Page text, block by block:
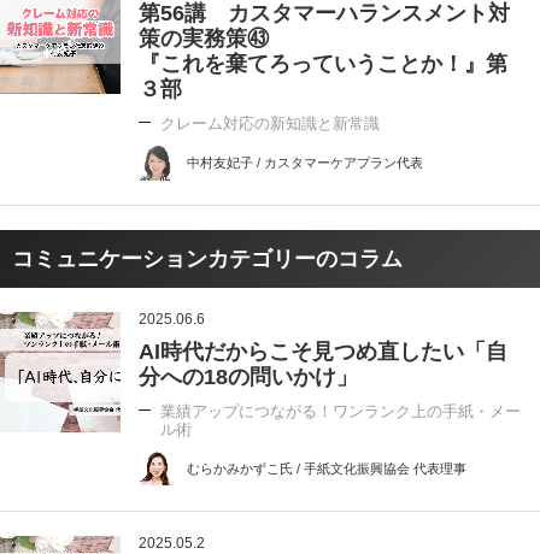
第56講 カスタマーハランスメント対
策の実務策㊸
『これを棄てろっていうことか！』第
３部
クレーム対応の新知識と新常識
中村友妃子 / カスタマーケアプラン代表
コミュニケーションカテゴリーのコラム
2025.06.6
AI時代だからこそ見つめ直したい「自
分への18の問いかけ」
業績アップにつながる！ワンランク上の手紙・メー
ル術
むらかみかずこ氏 / 手紙文化振興協会 代表理事
2025.05.2